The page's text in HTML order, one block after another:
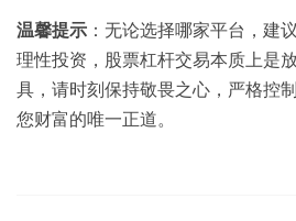
温馨提示 ：无论选择哪家平台，建
理性投资，股票杠杆交易本质上是
具，请时刻保持敬畏之心，严格控
您财富的唯一正道。